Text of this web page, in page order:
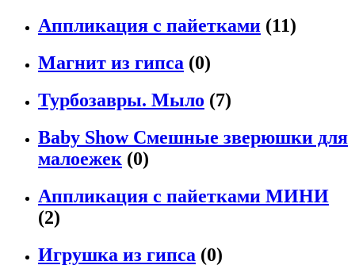
Аппликация с пайетками (11)
Магнит из гипса (0)
Турбозавры. Мыло (7)
Baby Show Смешные зверюшки для
малоежек (0)
Аппликация с пайетками МИНИ
(2)
Игрушка из гипса (0)